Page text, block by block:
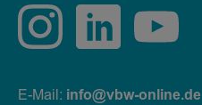
E-Mail: info@vbw-online.de